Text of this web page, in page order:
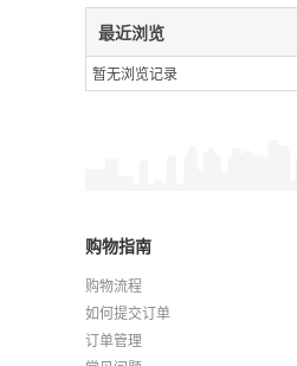
最近浏览
暂无浏览记录
购物指南
购物流程
如何提交订单
订单管理